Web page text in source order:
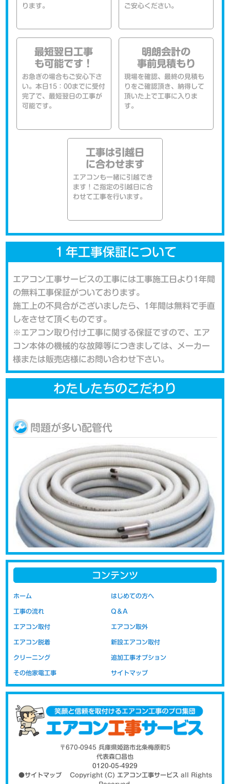
ります。
ご安心ください。
最短翌日工事
も可能です！
お急ぎの場合もご安心下さ
い。本日15：00までに受付
完了で、最短翌日の工事が
可能です。
明朗会計の
事前見積もり
現場を確認、最終の見積も
りをご確認頂き、納得して
頂いた上で工事に入りま
す。
工事は引越日
に合わせます
エアコンも一緒に引越でき
ます！ご指定の引越日に合
わせて工事を行います。
１年工事保証について
エアコン工事サービスの工事には工事施工日より1年間
の無料工事保証がついております。
施工上の不具合がございましたら、1年間は無料で手直
しをさせて頂くものです。
※エアコン取り付け工事に関する保証ですので、エア
コン本体の機械的な故障等につきましては、メーカー
様または販売店様にお問い合わせ下さい。
わたしたちのこだわり
問題が多い配管代
エアコンの取り付けの際に問題になるのが配管代です。新品をご購
れておりません。新品取り付け工事には取り付けに必要な配管など
の部材代が含まれています。移設の場合の取り付け工事代は以前の
ますので、工賃のみの金額表示となっております。部材代を含まな
いので新設時より安価にお取り付けが可能です。
め
コンテンツ
ホーム はじめての方へ
工事の流れ Q＆A
エアコン取付 エアコン取外
エアコン脱着 新設エアコン取付
クリーニング 追加工事オプション
その他家電工事 サイトマップ
〒670-0945 兵庫県姫路市北条梅原町5
代表森口昌也
0120-05-4929
●サイトマップCopyright (C) エアコン工事サービス all Rights